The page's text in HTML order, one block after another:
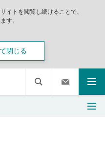
イトを閲覧し続けることで、
す。
閉じる